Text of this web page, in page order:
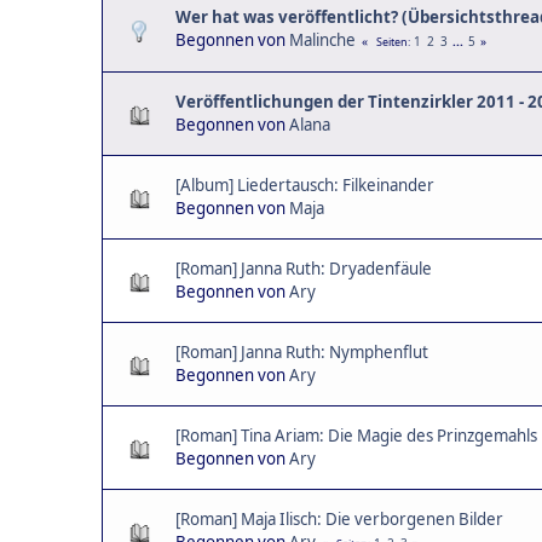
Wer hat was veröffentlicht?
Begonnen von Malinche Seiten 1 2 3 ... 5
Veröffentlichungen der Tintenzirkler 2011 -
Begonnen vonAlana
[Album] Liedertausch: Filkeinander
Begonnen von Maja
[Roman] Janna Ruth: Dryadenfäule
Begonnen vonAry
[Roman] Janna Ruth: Nymphenflut
Begonnen vonAry
[Roman] Tina Ariam: Die Magie des Prinzgemahls
Begonnen vonAry
[Roman] Maja Ilisch: Die verborgenen Bilder